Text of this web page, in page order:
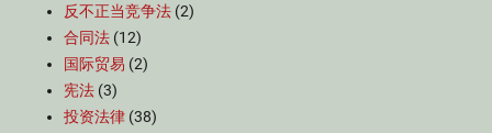
反不正当竞争法 (2)
合同法 (12)
国际贸易 (2)
宪法 (3)
投资法律 (38)